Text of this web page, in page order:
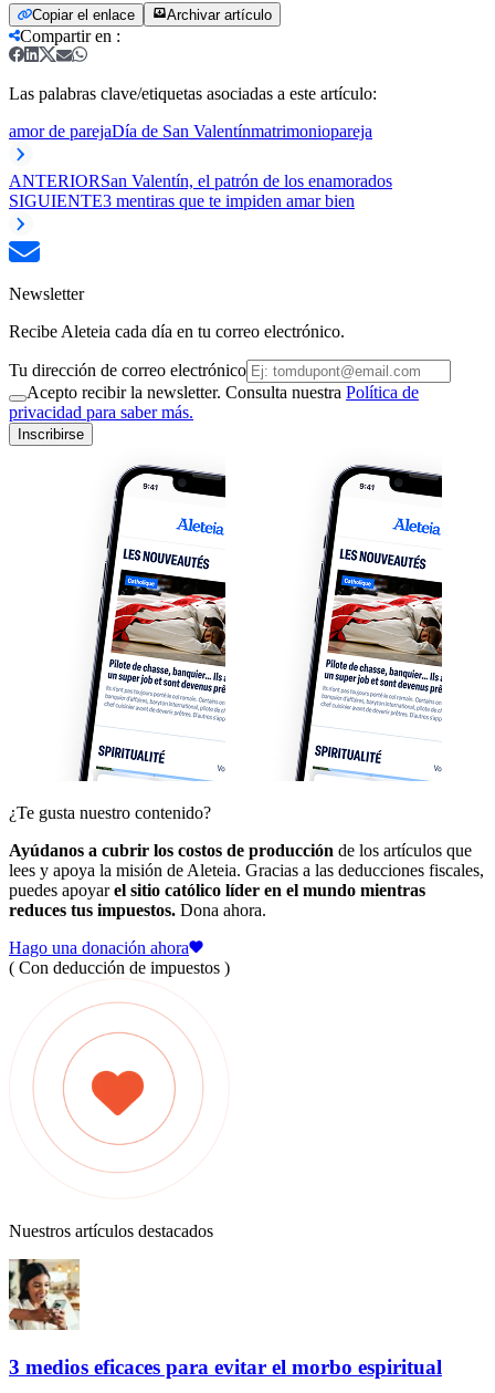
Copiar el enlace Archivar artículo
Compartir en :
Las palabras clave/etiquetas asociadas a este artículo:
amor de parejaDía de San Valentínmatrimoniopareja
ANTERIORSan Valentín, el patrón de los enamorados
SIGUIENTE3 mentiras que te impiden amar bien
Newsletter
Recibe Aleteia cada día en tu correo electrónico.
Tu dirección de correo electrónico
Acepto recibir la newsletter. Consulta nuestra Política de
privacidad para saber más.
Inscribirse
¿Te gusta nuestro contenido?
Ayúdanos a cubrir los costos de producción de los artículos que
lees y apoya la misión de Aleteia. Gracias a las deducciones fiscales,
puedes apoyarel sitio católico líder en el mundo mientras
reduces tus impuestos. Dona ahora.
Hago una donación ahora
( Con deducción de impuestos )
Nuestros artículos destacados
3 medios eficaces para evitar el morbo espiritual